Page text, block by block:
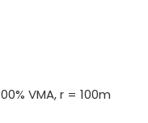
VMA, r = 100m